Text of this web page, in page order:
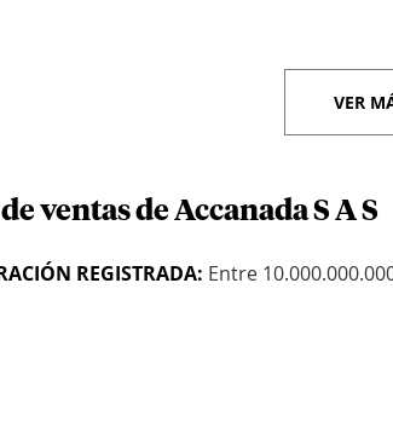
VER
ventas de Accanada S A S
REGISTRADA: Entre